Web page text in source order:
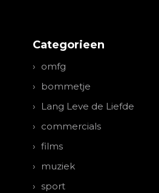
Categorieen
omfg
bommetje
Lang Leve de Liefde
commercials
films
muziek
sport